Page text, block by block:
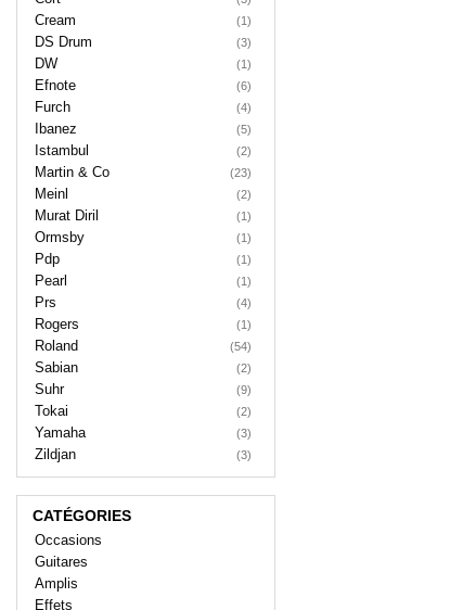
Cream (1)
DS Drum (3)
DW (1)
Efnote (6)
Furch (4)
Ibanez (5)
Istambul (2)
Martin & Co (23)
Meinl (2)
Murat Diril (1)
Ormsby (1)
Pdp (1)
Pearl (1)
Prs (4)
Rogers (1)
Roland (54)
Sabian (2)
Suhr (9)
Tokai (2)
Yamaha (3)
Zildjan (3)
CATÉGORIES
Occasions
Guitares
Amplis
Effets